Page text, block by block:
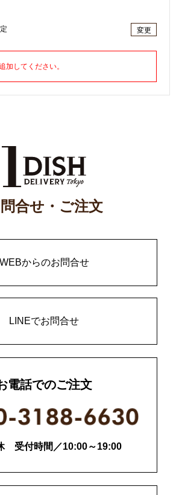
変更
加してください。
合せ・ご注文
WEBからのお問合せ
LINEでお問合せ
電話でのご注文
受付時間／10:00～19:00